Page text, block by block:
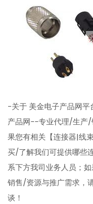
-关于 美金电子产品网
产品网--专业代理/生产/
果您有相关【连接器|线
买/了解我们可提供哪些
系下方我司业务人员；
销售/资源与推广需求，
谈！